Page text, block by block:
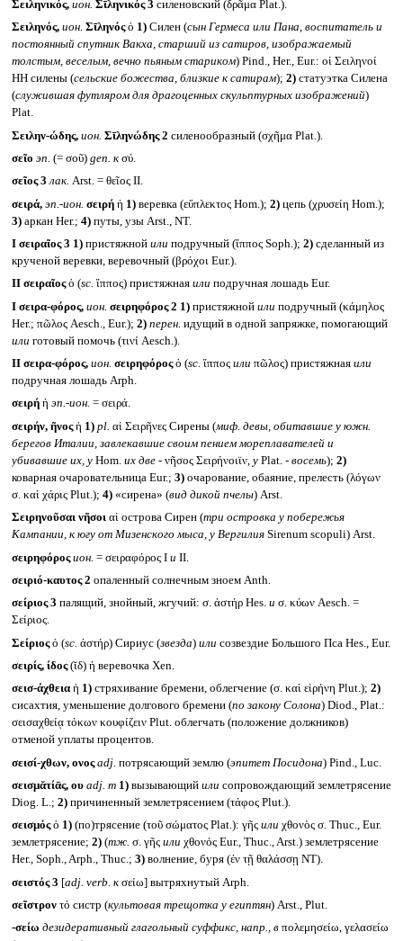
Σειληνικός, ион. Σῑληνικός 3 силеновский (δρᾶμα Plat.).
Σειληνός, ион. Σῑληνόςὁ 1)Силен (сын Гермеса или Пана, воспитатель и
постоянный спутник Вакха, старший из сатиров, изображаемый
толстым, веселым, вечно пьяным стариком) Pind., Her., Eur.: οἱ Σειληνοί
HH силены (сельские божества, близкие к сатирам); 2)статуэтка Силена
(служившая футляром для драгоценных скульптурных изображений)
Plat.
Σειλην-ώδης, ион. Σῑληνώδης 2 силенообразный (σχῆμα Plat.).
σεῖο эп. (= σοῦ) gen. кσύ.
σεῖος 3 лак. Arst. = θεῖος II.
σειρά, эп.-ион. σειρή ἡ 1)веревка (εὔπλεκτος Hom.); 2)цепь (χρυσείη Hom.);
3)аркан Her.; 4)путы, узы Arst., NT.
I σειραῖος 3 1)пристяжной или подручный (ἵππος Soph.); 2)сделанный из
крученой веревки, веревочный (βρόχοι Eur.).
II σειραῖοςὁ (sc. ἵππος) пристяжная или подручная лошадь Eur.
I σειρα-φόρος, ион. σειρηφόρος 2 1)пристяжной или подручный (κάμηλος
Her.; πῶλος Aesch., Eur.); 2) перен. идущий в одной запряжке, помогающий
или готовый помочь (τινί Aesch.).
II σειρα-φόρος, ион. σειρηφόροςὁ (sc. ἵππος или πῶλος) пристяжная или
подручная лошадь Arph.
σειρή ἡ эп.-ион. = σειρά.
σειρήν, ῆνοςἡ 1) pl. αἱ Σειρῆνες Сирены (миф. девы, обитавшие у южн.
берегов Италии, завлекавшие своим пением мореплавателей и
убивавшие их, уHom. их две -νῆσος Σειρήνοιϊν, уPlat. - восемь); 2)
коварная очаровательница Eur.; 3)очарование, обаяние, прелесть (λόγων
σ. καὶ χάρις Plut.); 4)«сирена» (вид дикой пчелы) Arst.
Σειρηνοῦσαι νῆσοιαἱ острова Сирен (три островка у побережья
Кампании, к югу от Мизенского мыса, у ВергилияSirenum scopuli) Arst.
σειρηφόρος ион. = σειραφόρος I и II.
σειριό-καυτος 2 опаленный солнечным зноем Anth.
σείριος 3 палящий, знойный, жгучий: σ. ἀστήρ Hes. и σ. κύων Aesch. =
Σείριος.
Σείριοςὁ (sc. ἀστήρ) Сириус (звезда) или созвездие Большого Пса Hes., Eur.
σειρίς, ίδος(ῐδ) ἡ веревочка Xen.
σεισ-άχθεια ἡ 1)стряхивание бремени, облегчение (σ. καὶ εἰρήνη Plut.); 2)
сисахтия, уменьшение долгового бремени (по закону Солона) Diod., Plat.:
σεισαχθείᾳ τόκων κουφίζειν Plut. облегчать (положение должников)
отменой уплаты процентов.
σεισί-χθων, ονοςadj. потрясающий землю (эпитет Посидона) Pind., Luc.
σεισμᾰτίᾱς, ου adj. m 1)вызывающий или сопровождающий землетрясение
Diog. L.; 2)причиненный землетрясением (τάφος Plut.).
σεισμόςὁ 1)(по)трясение (τοῦ σώματος Plat.): γῆς или χθονὸς σ. Thuc., Eur.
землетрясение; 2)(тж. σ. γῆς или χθονός Eur., Thuc., Arst.) землетрясение
Her., Soph., Arph., Thuc.; 3)волнение, буря (ἐν τῇ θαλάσσῃ NT).
σειστός 3 [adj. verb. кσείω] вытряхнутый Arph.
σεῖστρον τό систр (культовая трещотка у египтян) Arst., Plut.
-σείω дезидеративный глагольный суффикс, напр., вπολεμησείω, γελασείω